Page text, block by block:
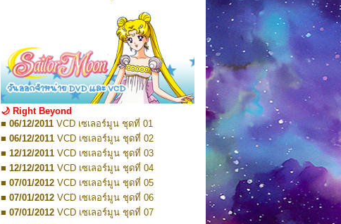
Pretty Guardian Sailor Moon Eternal
Pretty Guardian Sailor Moon Eternal
Edition 10
■ TBA 2026Code Name: Sailor V 1
■ TBA 2026Code Name: Sailor V 2
VCD เซเลอร์มูน คริสตัล VOL.9
VCD เซเลอร์มูน คริสตัล VOL.10
■ 10/08/2016
VCD เซเลอร์มูน คริสตัล VOL.11
■ 10/08/2016VCD เซเลอร์มูน คริสตัล VOL.12
■ 17/08/2016VCD เซเลอร์มูน คริสตัล VOL.13
■ 26/05/2016 DVD เซเลอร์มูน คริสตัล VOL.1
■ 08/07/2016DVD เซเลอร์มูน คริสตัล VOL.2
■ 19/08/2016 DVD เซเลอร์มูน คริสตัล VOL.3
■ 08/09/2016 DVD เซเลอร์มูน คริสตัล VOL.4
■ 07/10/2016 DVD เซเลอร์มูน คริสตัล VOL.5
■ 28/10/2016 DVD เซเลอร์มูน คริสตัล VOL.6
■ 17/11/2016DVD เซเลอร์มูน คริสตัล VOL.7
■ 17/11/2016DVD เซเลอร์มูน คริสตัล VOL.8
■ 01/01/2017 DVD เซเลอร์มูน คริสตัล Box-Set
🌙 Right Beyond
■ 06/12/2011 VCD เซเลอร์มูน ชุดที่ 01
■ 06/12/2011 VCD เซเลอร์มูน ชุดที่ 02
■ 12/12/2011 VCD เซเลอร์มูน ชุดที่ 03
■ 12/12/2011 VCD เซเลอร์มูน ชุดที่ 04
■ 07/01/2012 VCD เซเลอร์มูน ชุดที่ 05
■ 07/01/2012 VCD เซเลอร์มูน ชุดที่ 06
■ 07/01/2012 VCD เซเลอร์มูน ชุดที่ 07